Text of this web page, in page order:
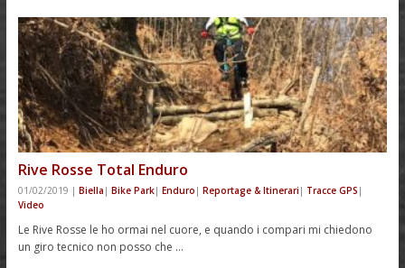
Rive Rosse Total Enduro
01/02/2019 | Biella | Bike Park| Enduro | Reportage & Itinerari | Tracce GPS |
Video
Le Rive Rosse le ho ormai nel cuore, e quando i compari mi chiedono
un giro tecnico non posso che …